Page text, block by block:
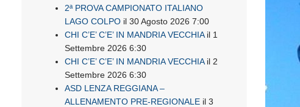
2ª PROVA CAMPIONATO ITALIANO
LAGO COLPO il 30 Agosto 2026 7:00
CHI C’E’ C’E’ IN MANDRIA VECCHIAil 1
Settembre 2026 6:30
CHI C’E’ C’E’ IN MANDRIA VECCHIAil 2
Settembre 2026 6:30
ASD LENZA REGGIANA –
ALLENAMENTO PRE-REGIONALE il 3